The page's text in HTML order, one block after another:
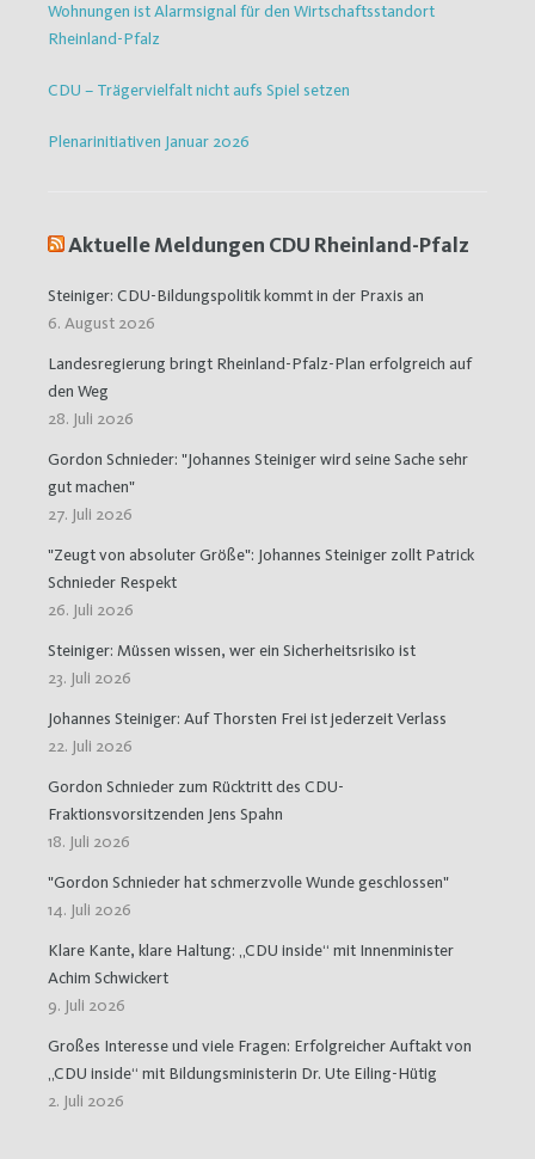
Wohnungen ist Alarmsignal für den Wirtschaftsstandort
Rheinland-Pfalz
CDU – Trägervielfalt nicht aufs Spiel setzen
Plenarinitiativen Januar 2026
Aktuelle Meldungen CDU Rheinland-Pfalz
Steiniger: CDU-Bildungspolitik kommt in der Praxis an
6. August 2026
Landesregierung bringt Rheinland-Pfalz-Plan erfolgreich auf
den Weg
28. Juli 2026
Gordon Schnieder: "Johannes Steiniger wird seine Sache sehr
gut machen"
27. Juli 2026
"Zeugt von absoluter Größe": Johannes Steiniger zollt Patrick
Schnieder Respekt
26. Juli 2026
Steiniger: Müssen wissen, wer ein Sicherheitsrisiko ist
23. Juli 2026
Johannes Steiniger: Auf Thorsten Frei ist jederzeit Verlass
22. Juli 2026
Gordon Schnieder zum Rücktritt des CDU-
Fraktionsvorsitzenden Jens Spahn
18. Juli 2026
"Gordon Schnieder hat schmerzvolle Wunde geschlossen"
14. Juli 2026
Klare Kante, klare Haltung: „CDU inside“ mit Innenminister
Achim Schwickert
9. Juli 2026
Großes Interesse und viele Fragen: Erfolgreicher Auftakt von
„CDU inside“ mit Bildungsministerin Dr. Ute Eiling-Hütig
2. Juli 2026